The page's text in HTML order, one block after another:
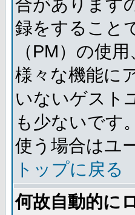
合があります
録をすること
（PM）の使
様々な機能に
いないゲスト
も少ないです
使う場合はユ
トップに戻る
何故自動的に